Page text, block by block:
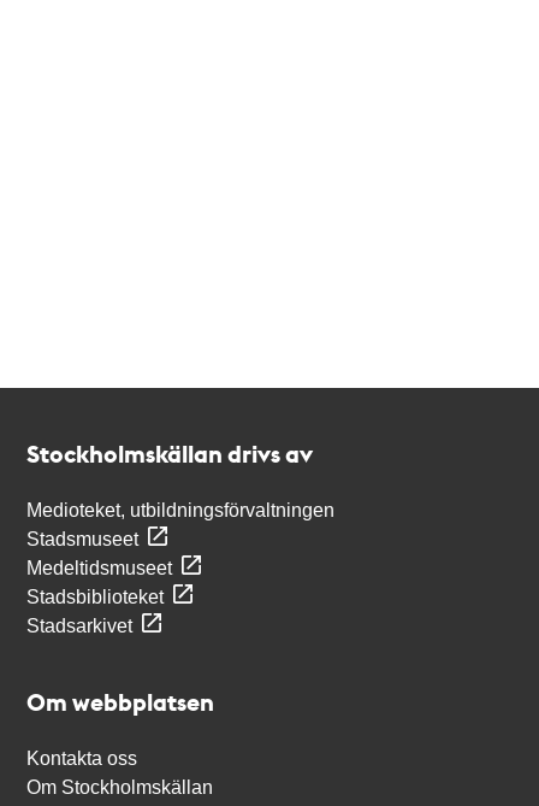
Stockholmskällan drivs av
Medioteket, utbildningsförvaltningen
Stadsmuseet
Medeltidsmuseet
Stadsbiblioteket
Stadsarkivet
Om webbplatsen
Kontakta oss
Om Stockholmskällan